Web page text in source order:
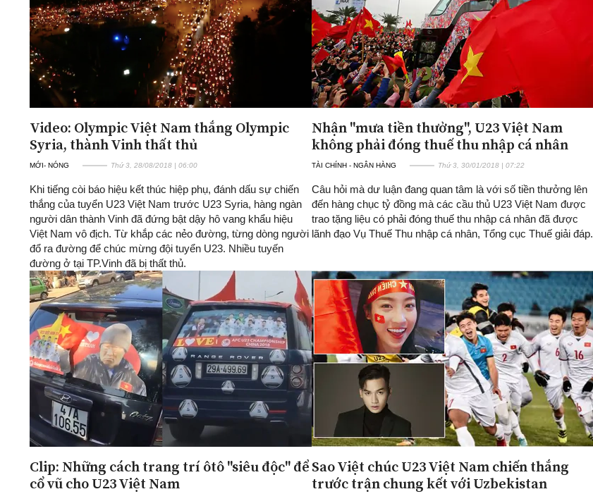
Video: Olympic Việt Nam thắng Olympic
Syria, thành Vinh thất thủ
MỚI- NÓNG Thứ 3, 28/08/2018 | 06:00
Khi tiếng còi báo hiệu kết thúc hiệp phụ, đánh dấu sự chiến
thắng của tuyển U23 Việt Nam trước U23 Syria, hàng ngàn
người dân thành Vinh đã đứng bật dậy hô vang khẩu hiệu
Việt Nam vô địch. Từ khắp các nẻo đường, từng dòng người
đổ ra đường để chúc mừng đội tuyển U23. Nhiều tuyến
đường ở tại TP.Vinh đã bị thất thủ.
Nhận "mưa tiền thưởng", U23 Việt Nam
không phải đóng thuế thu nhập cá nhân
TÀI CHÍNH - NGÂN HÀNG Thứ 3, 30/01/2018 | 07:22
Câu hỏi mà dư luận đang quan tâm là với số tiền thưởng lên
đến hàng chục tỷ đồng mà các cầu thủ U23 Việt Nam được
trao tặng liệu có phải đóng thuế thu nhập cá nhân đã được
lãnh đạo Vụ Thuế Thu nhập cá nhân, Tổng cục Thuế giải đáp.
Clip: Những cách trang trí ôtô "siêu độc" để
cổ vũ cho U23 Việt Nam
Sao Việt chúc U23 Việt Nam chiến thắng
trước trận chung kết với Uzbekistan